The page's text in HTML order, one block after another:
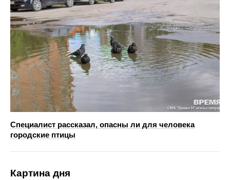
Специалист рассказал, опасны ли для человека
городские птицы
Картина дня